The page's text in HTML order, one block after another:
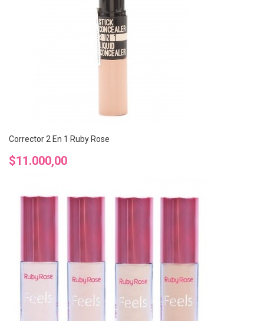
Corrector 2 En 1 Ruby Rose
Precio
$11.000,00